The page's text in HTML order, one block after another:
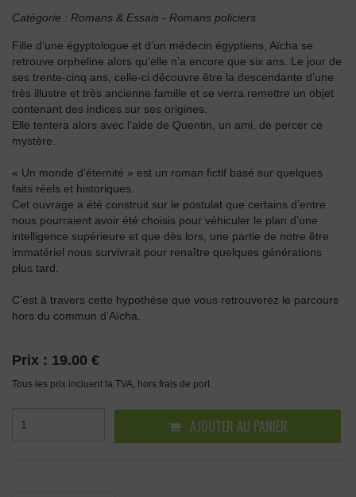
Catégorie : Romans & Essais - Romans policiers
Fille d’une égyptologue et d’un médecin égyptiens, Aïcha se
retrouve orpheline alors qu’elle n’a encore que six ans. Le jour de
ses trente-cinq ans, celle-ci découvre être la descendante d’une
très illustre et très ancienne famille et se verra remettre un objet
contenant des indices sur ses origines.
Elle tentera alors avec l’aide de Quentin, un ami, de percer ce
mystère.
« Un monde d’éternité » est un roman fictif basé sur quelques
faits réels et historiques.
Cet ouvrage a été construit sur le postulat que certains d’entre
nous pourraient avoir été choisis pour véhiculer le plan d’une
intelligence supérieure et que dès lors, une partie de notre être
immatériel nous survivrait pour renaître quelques générations
plus tard.
C’est à travers cette hypothèse que vous retrouverez le parcours
hors du commun d’Aïcha.
Prix : 19.00 €
Tous les prix incluent la TVA, hors frais de port
AJOUTER AU PANIER